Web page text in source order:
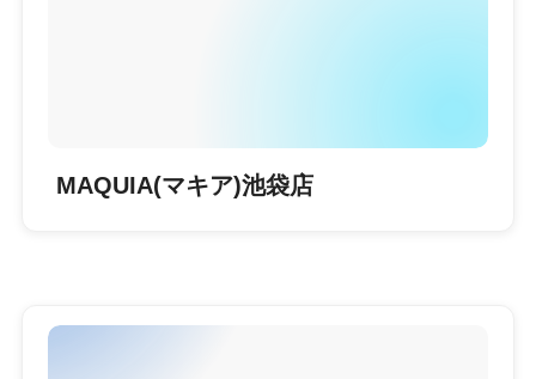
MAQUIA(マキア)池袋店